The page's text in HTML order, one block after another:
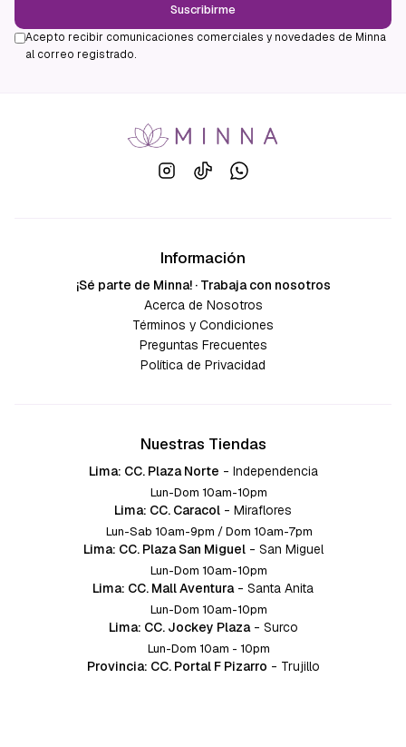
Suscribirme
Acepto recibir comunicaciones comerciales y novedades de Minna
al correo registrado.
Información
¡Sé parte de Minna! · Trabaja con nosotros
Acerca de Nosotros
Términos y Condiciones
Preguntas Frecuentes
Política de Privacidad
Nuestras Tiendas
Lima: CC. Plaza Norte - Independencia
Lun-Dom 10am-10pm
Lima: CC. Caracol - Miraflores
Lun-Sab 10am-9pm / Dom 10am-7pm
Lima: CC. Plaza San Miguel - San Miguel
Lun-Dom 10am-10pm
Lima: CC. Mall Aventura - Santa Anita
Lun-Dom 10am-10pm
Lima: CC. Jockey Plaza - Surco
Lun-Dom 10am - 10pm
Provincia: CC. Portal F Pizarro - Trujillo